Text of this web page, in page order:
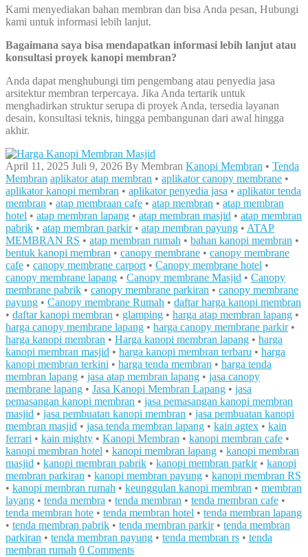
Kami menyediakan bahan membran dan bisa Anda pesan, Hubungi
kami untuk informasi lebih lanjut.
Bagaimana saya bisa mendapatkan informasi lebih lanjut atau
konsultasi proyek kanopi membran?
Anda dapat menghubungi tim pengembang atau penyedia jasa
arsitektur membran terpercaya. Jika Anda tertarik untuk
menghadirkan struktur serupa di proyek Anda, tersedia layanan
desain, konsultasi teknis, hingga pembangunan dari awal hingga
akhir.
April 11, 2025 Juli 9, 2026 By Membran Kanopi Membran • Tenda
Membran aplikator atap membran • aplikator canopy membrane •
aplikator kanopi membran • aplikator penyedia jasa • aplikator tenda
membran • atap membraan cafe • atap membran • atap membran
hotel • atap membran lapang • atap membran masjid • atap membran
pabrik • atap membran parkir• atap membran payung • ATAP
MEMBRAN RS • atap membran rumah • bahan kanopi membran •
bentuk kanopi membran • canopy membrane • canopy membrane
cafe • canopy membrane carport• Canopy membrane hotel •
canopy membrane lapang • Canopy membrane Masjid • Canopy
membrane pabrik • canopy membrane parkiran • canopy membrane
payung • Canopy membrane Rumah • daftar harga kanopi membran
• daftar kanopi membran • glamping • harga atap membran lapang •
harga canopy membrane lapang • harga canopy membrane parkir•
harga kanopi membran • Harga kanopi membran lapang • harga
kanopi membran masjid • harga kanopi membran terbaru • harga
kanopi membran terkini • harga tenda membran • harga tenda
membran lapang • jasa atap membran lapang • jasa canopy
membrane lapang • Jasa Kanopi Membran Lapang • jasa
pemasangan kanopi membran • jasa pemasangan kanopi membran
masjid • jasa pembuatan kanopi membran • jasa pembuatan kanopi
membran masjid • jasa tenda membran lapang • kain agtex • kain
ferrari • kain mighty • Kanopi Membran • kanopi membran cafe •
kanopi membran hotel • kanopi membran lapang • kanopi membran
masjid • kanopi membran pabrik • kanopi membran parkir• kanopi
membran parkiran • kanopi membran payung • kanopi membran RS
• kanopi membran rumah • keunggulan kanopi membran • membran
layang • tenda membra • tenda membran • tenda membran cafe •
tenda membran hote • tenda membran hotel • tenda membran lapang
• tenda membran pabrik • tenda membran parkir• tenda membran
parkiran • tenda membran payung • tenda membran rs • tenda
membran rumah 0 Comments